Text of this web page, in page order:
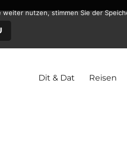
Dit & Dat Reisen
nutzen, stimmen Sie der